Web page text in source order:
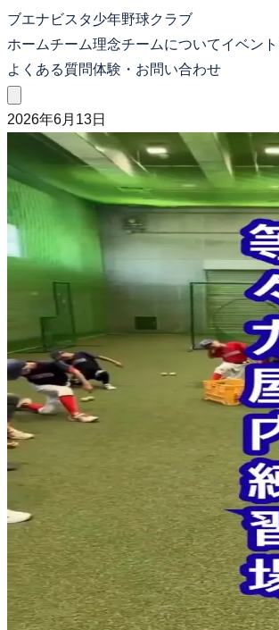
ブエナビスタ少年野球クラブ
ホームチーム理念チームについてイベント
よくある質問体験・お問い合わせ
2026年6月13日